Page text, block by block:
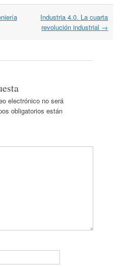
Industria 4.0. La cuarta
revolución industrial →
electrónico no será
obligatorios están